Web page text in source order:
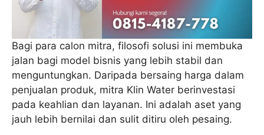
Bagi para calon mitra, filosofi solusi ini membuka
jalan bagi model bisnis yang lebih stabil dan
menguntungkan. Daripada bersaing harga dalam
penjualan produk, mitra Klin Water berinvestasi
pada keahlian dan layanan. Ini adalah aset yang
jauh lebih bernilai dan sulit ditiru oleh pesaing.